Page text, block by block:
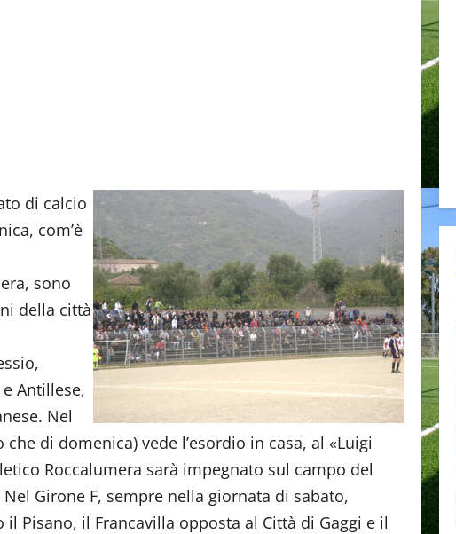
di calcio
com’è
sono
della città
Antillese,
Nel
di domenica) vede l’esordio in casa, al «Luigi
Roccalumera sarà impegnato sul campo del
Girone F, sempre nella giornata di sabato,
Pisano, il Francavilla opposta al Città di Gaggi e il